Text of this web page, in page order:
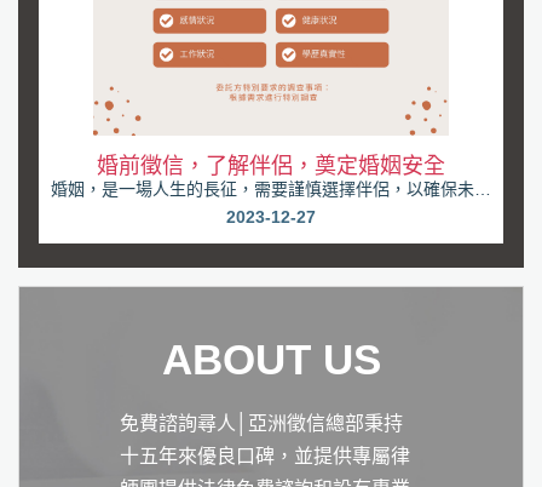
婚前徵信，了解伴侶，奠定婚姻安全
婚姻，是一場人生的長征，需要謹慎選擇伴侶，以確保未來
的幸福。許多人將婚姻視為人生的重要里程碑，卻忽略...
2023-12-27
ABOUT US
免費諮詢尋人│亞洲徵信總部秉持
十五年來優良口碑，並提供專屬律